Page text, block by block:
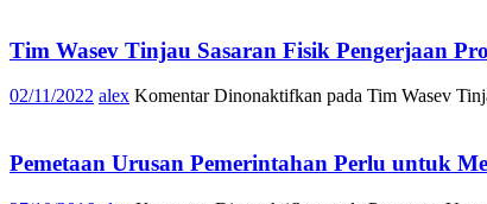
Tim Wasev Tinjau Sasaran Fisik Pengerjaan
02/11/2022 alex Komentar Dinonaktifkan pada Tim Wasev
Pemetaan Urusan Pemerintahan Perlu untuk